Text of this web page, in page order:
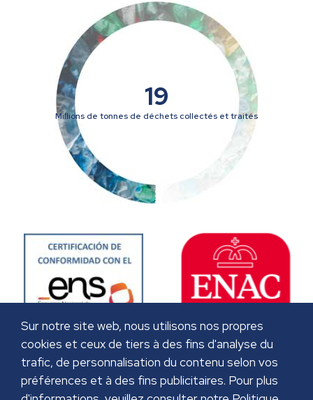
19
Millions de tonnes de déchets collectés et traités
Sur notre site web, nous utilisons nos propres
cookies et ceux de tiers à des fins d'analyse du
trafic, de personnalisation du contenu selon vos
préférences et à des fins publicitaires. Pour plus